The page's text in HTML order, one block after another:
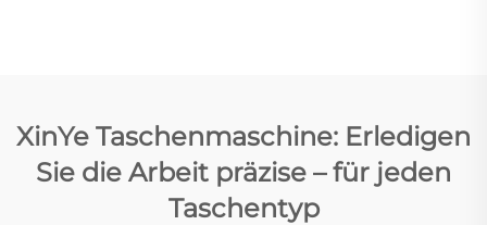
XinYe Taschenmaschine: Erledigen
Sie die Arbeit präzise – für jeden
Taschentyp